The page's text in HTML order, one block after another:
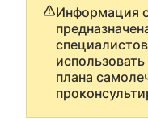
Информация
плана